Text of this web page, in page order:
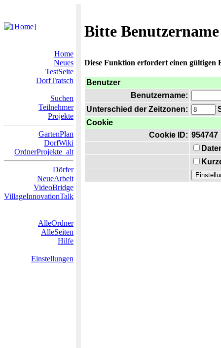
Bitte
Home
Neues
TestSeite
DorfTratsch
Suchen
Teilnehmer
Projekte
GartenPlan
DorfWiki
OrdnerProjekte_alt
Dörfer
NeueArbeit
VideoBridge
VillageInnovationTalk
AlleOrdner
AlleSeiten
Hilfe
Einstellungen
Diese Funktion erfordert einen gültigen
Benutzer
Benutzername:
Unterschied der Zeitzonen:
Cookie
Cookie ID: 954747